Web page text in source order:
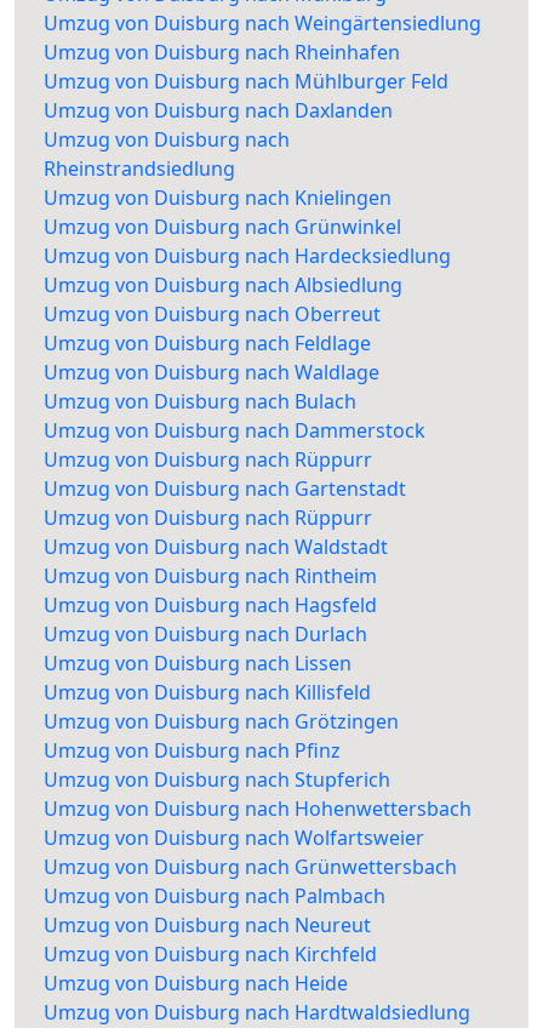
Umzug von Duisburg nach Weingärtensiedlung
Umzug von Duisburg nach Rheinhafen
Umzug von Duisburg nach Mühlburger Feld
Umzug von Duisburg nach Daxlanden
Umzug von Duisburg nach
Rheinstrandsiedlung
Umzug von Duisburg nach Knielingen
Umzug von Duisburg nach Grünwinkel
Umzug von Duisburg nach Hardecksiedlung
Umzug von Duisburg nach Albsiedlung
Umzug von Duisburg nach Oberreut
Umzug von Duisburg nach Feldlage
Umzug von Duisburg nach Waldlage
Umzug von Duisburg nach Bulach
Umzug von Duisburg nach Dammerstock
Umzug von Duisburg nach Rüppurr
Umzug von Duisburg nach Gartenstadt
Umzug von Duisburg nach Rüppurr
Umzug von Duisburg nach Waldstadt
Umzug von Duisburg nach Rintheim
Umzug von Duisburg nach Hagsfeld
Umzug von Duisburg nach Durlach
Umzug von Duisburg nach Lissen
Umzug von Duisburg nach Killisfeld
Umzug von Duisburg nach Grötzingen
Umzug von Duisburg nach Pfinz
Umzug von Duisburg nach Stupferich
Umzug von Duisburg nach Hohenwettersbach
Umzug von Duisburg nach Wolfartsweier
Umzug von Duisburg nach Grünwettersbach
Umzug von Duisburg nach Palmbach
Umzug von Duisburg nach Neureut
Umzug von Duisburg nach Kirchfeld
Umzug von Duisburg nach Heide
Umzug von Duisburg nach Hardtwaldsiedlung